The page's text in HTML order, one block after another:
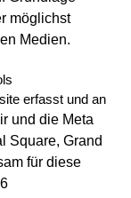
möglichst
Medien.
erfasst und an
und die Meta
Square, Grand
für diese